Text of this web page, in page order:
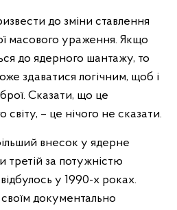
до зміни ставлення
масового ураження. Якщо
до ядерного шантажу, то
здаватися логічним, щоб і
Сказати, що це
світу, – це нічого не сказати.
внесок у ядерне
третій за потужністю
у 1990-х роках.
документально